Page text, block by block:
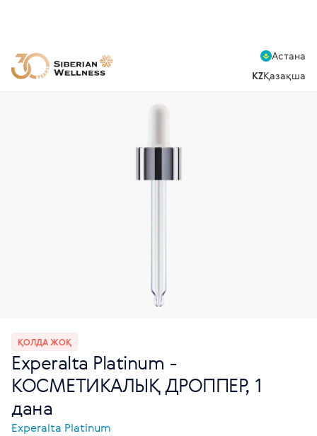
Астана
KZҚазақша
ҚОЛДА ЖОҚ
Experalta Platinum -
КОСМЕТИКАЛЫҚ ДРОППЕР, 1
дана
Experalta Platinum